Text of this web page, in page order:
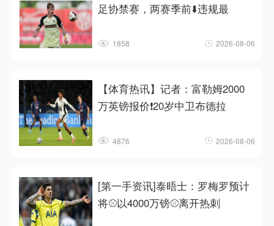
足协禁赛，两赛季前⬇️违规最
1858 2026-08-06
【体育热讯】记者：富勒姆2000
万英镑报价❗20岁中卫布德拉
4876 2026-08-06
[第一手资讯]泰晤士：罗梅罗预计
将⚾以4000万镑⚾离开热刺